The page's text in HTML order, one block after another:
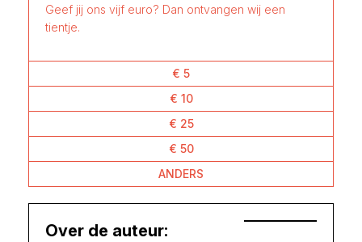
Geef jij ons vijf euro? Dan ontvangen wij een
tientje.
€ 5
€ 10
€ 25
€ 50
ANDERS
Over de auteur: